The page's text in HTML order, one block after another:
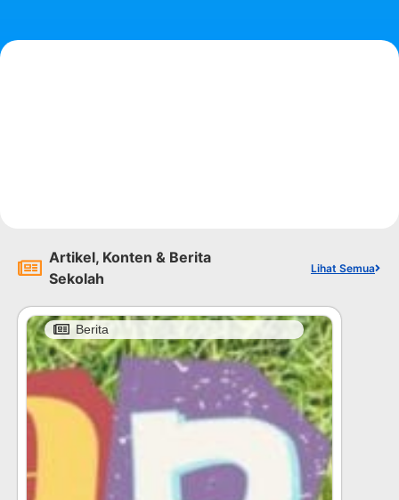
Artikel, Konten & Berita
Sekolah
Lihat Semua
Berita